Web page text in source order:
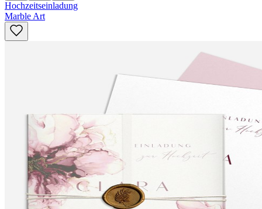
Hochzeitseinladung
Marble Art